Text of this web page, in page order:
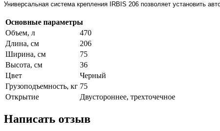
Универсальная система крепления RBIS 206 позволяет установить
Основные параметры
Объем, л
470
Длина, см
206
Ширина, см
75
Высота, см
36
Цвет
Черный
Грузоподъемность, кг 75
Открытие
Двустороннее, трехточечное
Написать отзыв